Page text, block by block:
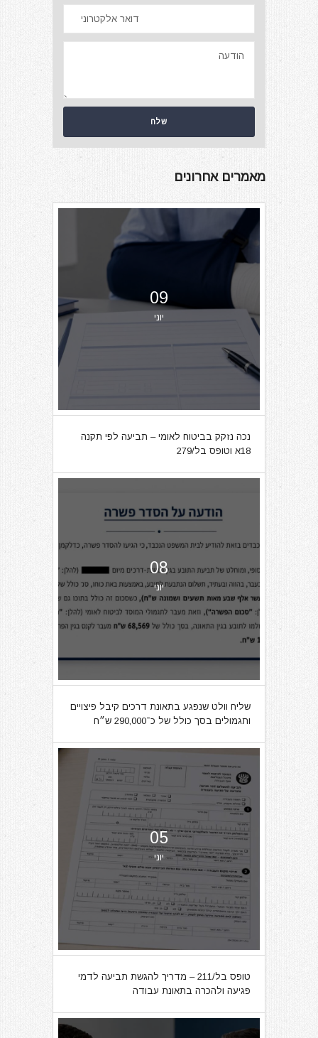
מאמרים אחרונים
09
יוני
נכה נזקק בביטוח לאומי – תביעה לפי תקנה
18א וטופס בל/279
08
יוני
שליח וולט שנפגע בתאונת דרכים קיבל פיצויים
ותגמולים בסך כולל של כ־290,000 ש״ח
05
יוני
טופס בל/211 – מדריך להגשת תביעה לדמי
פגיעה ולהכרה בתאונת עבודה